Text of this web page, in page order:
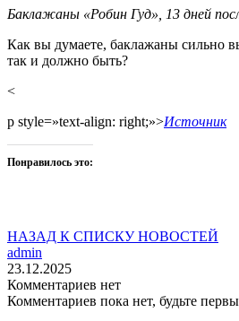
Баклажаны «Робин Гуд», 13 дней
Как вы думаете, баклажаны сильно
так и должно быть?
<
p style=»text-align: right;»>Источник
Понравилось это:
НАЗАД К СПИСКУ НОВОСТЕЙ
admin
23.12.2025
Комментариев нет
Комментариев пока нет, будьте